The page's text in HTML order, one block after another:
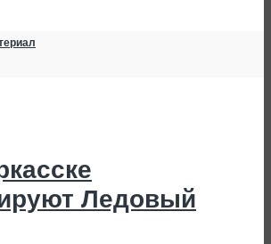
Ледовый